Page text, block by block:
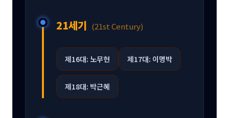
21세기 (21st Century)
제16대: 노무현 제17대: 이명박
제18대: 박근혜